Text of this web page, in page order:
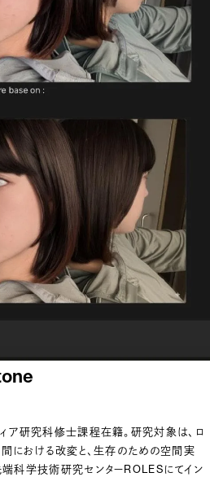
ア研究科修士課程在籍。研究対象は、ロ
における改変と、生存のための空間実
科学技術研究センターROLESにてイン